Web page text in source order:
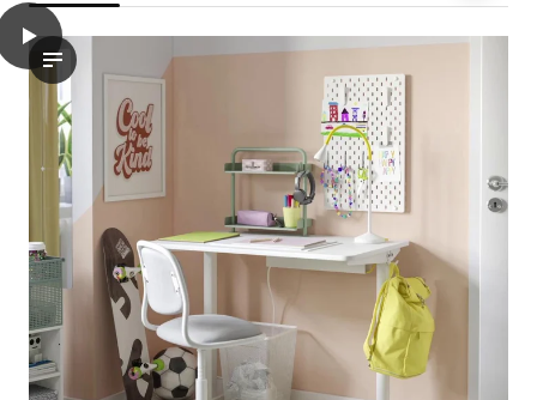
play
Das Video zeigt eine Schreibtischkombination mit einem
RELATERA Schreibtischkombination, weiß, 90x60 cm